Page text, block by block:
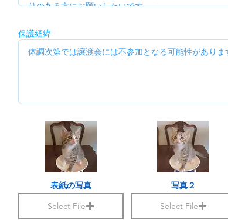
保護経緯
表紙の写真
Select File
写真２
Select File